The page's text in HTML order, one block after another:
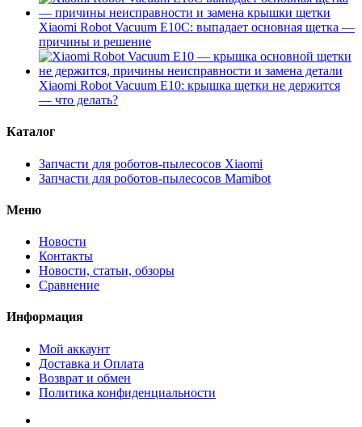
Xiaomi Robot Vacuum E10C: выпадает основная щетка —
причины и решение
Xiaomi Robot Vacuum E10: крышка щетки не держится
— что делать?
Каталог
Запчасти для роботов-пылесосов Xiaomi
Запчасти для роботов-пылесосов Mamibot
Меню
Новости
Контакты
Новости, статьи, обзоры
Сравнение
Информация
Мой аккаунт
Доставка и Оплата
Возврат и обмен
Политика конфиденциальности